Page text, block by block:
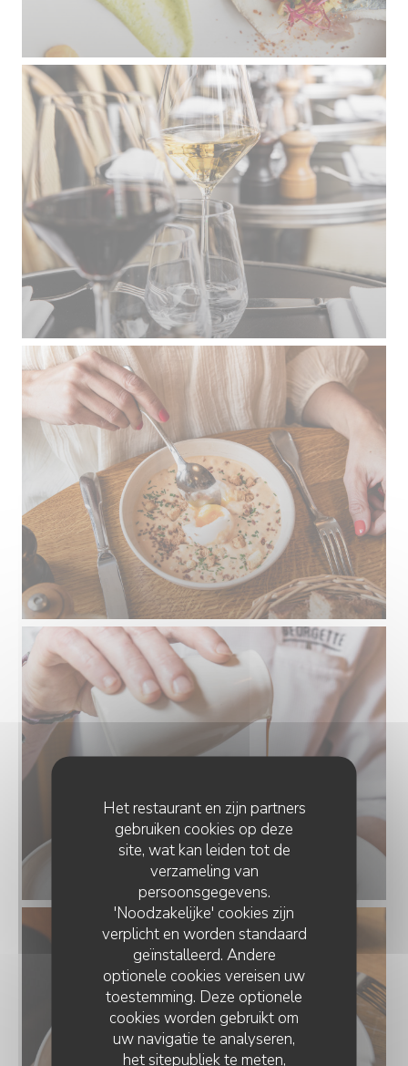
Het restaurant en zijn partners
gebruiken cookies op deze
site, wat kan leiden tot de
verzameling van
persoonsgegevens.
'Noodzakelijke' cookies zijn
verplicht en worden standaard
geïnstalleerd. Andere
optionele cookies vereisen uw
toestemming. Deze optionele
cookies worden gebruikt om
uw navigatie te analyseren,
het sitepubliek te meten,